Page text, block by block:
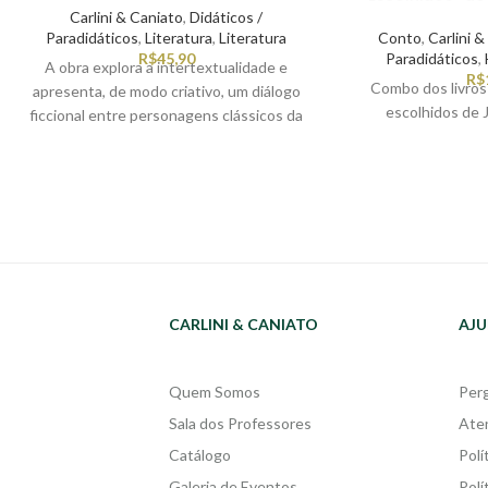
Carlini & Caniato,Didáticos /
Paradidáticos,Literatura,Literatura
R$45,90
A obra explora a intertextualidade e
apresenta, de modo criativo, um diálogo
ficcional entre personagens clássicos da
leitura de livros proporciona: parar, sentir,
Conto, Carlini
Paradidáticos,
R$
Combo dos
escolhidos de
CARLINI & CANIATO
Quem Somos
Sala dos Professores
Catálogo